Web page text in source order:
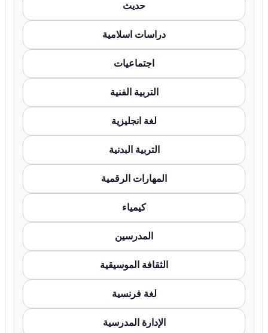
حديث
دراسات اسلامية
اجتماعيات
التربية الفنية
لغة انجليزية
التربية البدنية
المهارات الرقمية
كيمياء
المدرسين
الثقافة الموسيقية
لغة فرنسية
الإدارة المدرسية